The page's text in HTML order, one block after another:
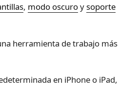
, modo oscuroysoporte
herramienta de trabajo más
en iPhone o iPad,